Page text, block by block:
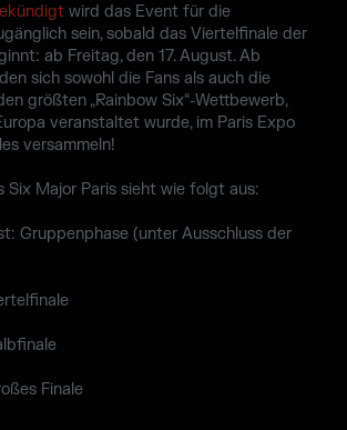
wird das Event für die
sein, sobald das Viertelfinale der
ab Freitag, den 17. August. Ab
sich sowohl die Fans als auch die
größten „Rainbow Six“-Wettbewerb,
veranstaltet wurde, im Paris Expo
versammeln!
Six Major Paris sieht wie folgt aus:
Gruppenphase (unter Ausschluss der
Finale